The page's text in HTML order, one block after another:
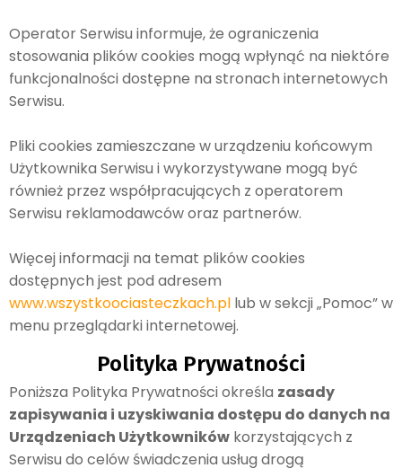
Operator Serwisu informuje, że ograniczenia
stosowania plików cookies mogą wpłynąć na niektóre
funkcjonalności dostępne na stronach internetowych
Serwisu.
Pliki cookies zamieszczane w urządzeniu końcowym
Użytkownika Serwisu i wykorzystywane mogą być
również przez współpracujących z operatorem
Serwisu reklamodawców oraz partnerów.
Więcej informacji na temat plików cookies
dostępnych jest pod adresem
www.wszystkoociasteczkach.pl lub w sekcji „Pomoc” w
menu przeglądarki internetowej.
Polityka Prywatności
Poniższa Polityka Prywatności określa zasady
zapisywania i uzyskiwania dostępu do danych na
Urządzeniach Użytkowników korzystających z
Serwisu do celów świadczenia usług drogą